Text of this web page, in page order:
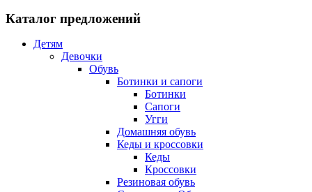
Каталог предложений
Детям
Девочки
Обувь
Ботинки и сапоги
Ботинки
Сапоги
Угги
Домашняя обувь
Кеды и кроссовки
Кеды
Кроссовки
Резиновая обувь